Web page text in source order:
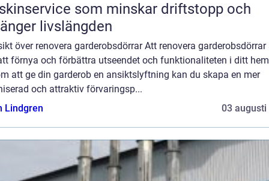
som minskar driftstopp och
livslängden
över renovera garderobsdörrar Att renovera garderobsdörrar
förnya och förbättra utseendet och funktionaliteten i ditt
att ge din garderob en ansiktslyftning kan du skapa en mer
och attraktiv förvaringsp...
Lindgren
03 augusti